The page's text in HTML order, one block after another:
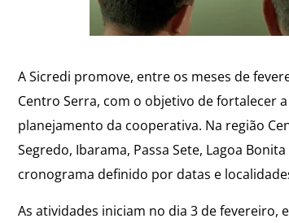
A Sicredi promove, entre os meses de
Centro Serra, com o objetivo de fortalecer
planejamento da cooperativa. Na região
Segredo, Ibarama, Passa Sete, Lagoa
cronograma definido por datas e
As atividades iniciam no dia 3 de fevereiro,